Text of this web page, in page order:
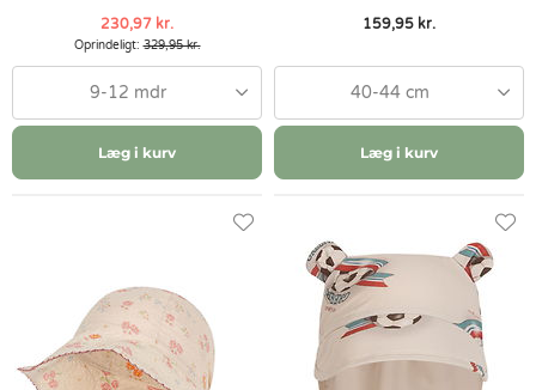
230,97 kr.
Oprindeligt:329,95 kr.
9-12 mdr
Læg i kurv
159,95 kr.
40-44 cm
Læg i kurv